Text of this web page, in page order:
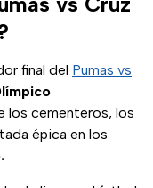
final del Pumas vs
los cementeros, los
épica en los